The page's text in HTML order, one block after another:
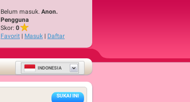
Belum masuk. Anon.
Pengguna
Skor: 0
Favorit | Masuk | Daftar
INDONESIA
SUKAI INI